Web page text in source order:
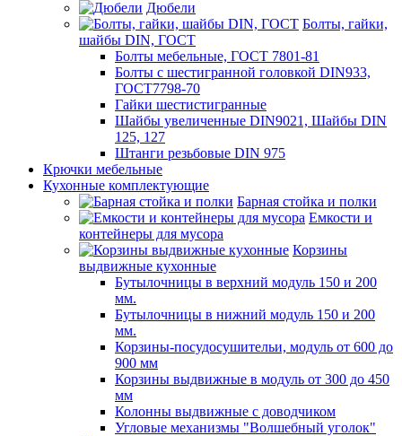
Дюбели
Болты, гайки,
шайбы DIN, ГОСТ
Болты мебельные, ГОСТ 7801-81
Болты с шестигранной головкой DIN933,
ГОСТ7798-70
Гайки шестистигранные
Шайбы увеличенные DIN9021, Шайбы DIN
125, 127
Штанги резьбовые DIN 975
Крючки мебельные
Кухонные комплектующие
Барная стойка и полки
Емкости и
контейнеры для мусора
Корзины
выдвижные кухонные
Бутылочницы в верхний модуль 150 и 200
мм.
Бутылочницы в нижний модуль 150 и 200
мм.
Корзины-посудосушительи, модуль от 600 до
900 мм
Корзины выдвижные в модуль от 300 до 450
мм
Колонны выдвижные с доводчиком
Угловые механизмы "Волшебный уголок"